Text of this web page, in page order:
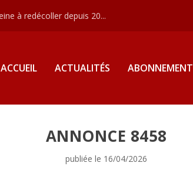
à redécoller depuis 20...
ACCUEIL ACTUALITÉS ABONNEMENT
ANNONCE 8458
publiée le 16/04/2026